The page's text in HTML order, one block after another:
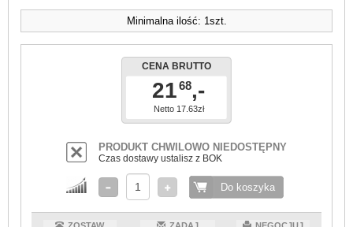
Minimalna ilość: 1szt.
CENA BRUTTO
2168,-
Netto 17.63zł
PRODUKT CHWILOWO NIEDOSTĘPNY
Czas dostawy ustalisz z BOK
Do koszyka